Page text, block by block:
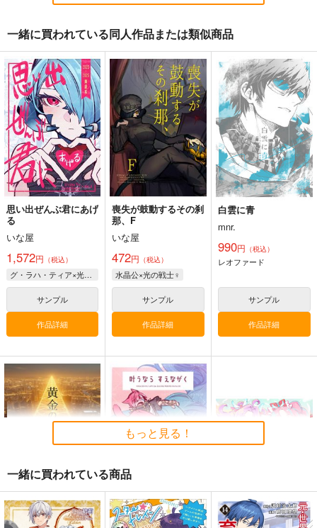
叶うなら すえながく
いな屋
専売 472円（税込）
ファイナルファンタジー
水晶公×光の戦士♀
サンプル
カート
うらうら憩い
さくらもなか
944円（税込）
光の戦士
サンプル
命の懊悩
さくらもなか
472円（税込）
ファイナルファンタジー
ヘルメス
メーティオン
サンプル
カート
水晶公のおはなし
赤魔か戦士出します
787円（税込）
ひろし×グ・ラハ・ティア
サンプル
カート
アイドル化計画
葵マート
629円（税込）
ファイナルファンタジー
アリゼー
アルフィノ
カート
追歌
3,144 （税込）
ロック×セリス
一緒に買われている同人作品または類似商品
思い出ぜんぶ君にあげ
る
いな屋
1,572円 （税込）
グ・ラハ・ティア×光の戦士♀
サンプル
作品詳細
喪失が鼓動するその刹
那、F
いな屋
472円 （税込）
水晶公×光の戦士♀
サンプル
作品詳細
白雲に青
mnr.
990円 （税込）
レオファード
サンプル
作品詳細
黄金の轍
叶うなら すえながく
はなまるステップ
もっと見る！
一緒に買われている商品